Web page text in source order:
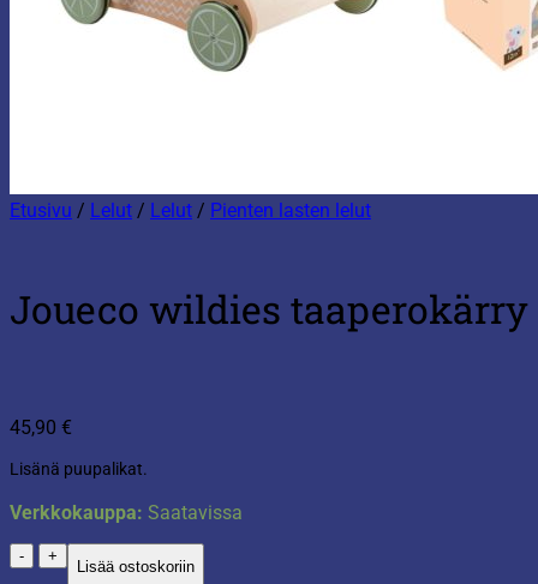
Etusivu / Lelut / Lelut / Pienten lasten lelut
Joueco wildies taaperokärry
45,90 €
Lisänä puupalikat.
Verkkokauppa: Saatavissa
Joueco
wildiesLisää ostoskoriin